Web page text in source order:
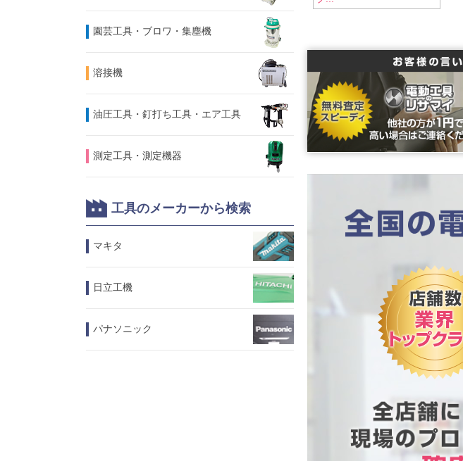
園芸工具・ブロワ・集塵機
溶接機
油圧工具・釘打ち工具・エア工具
測定工具・測定機器
工具のメーカーから検索
マキタ
日立工機
パナソニック